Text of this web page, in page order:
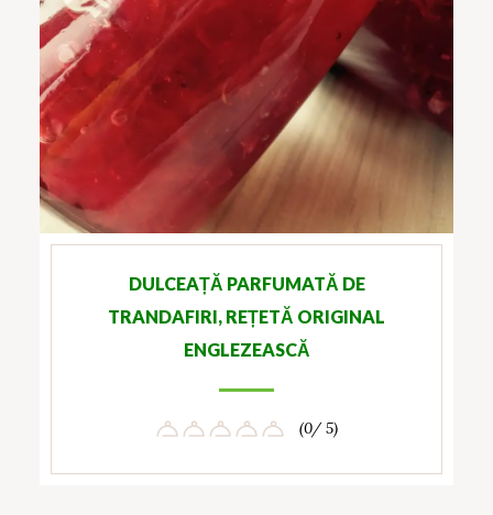
DULCEAȚĂ PARFUMATĂ DE
TRANDAFIRI, REȚETĂ ORIGINAL
ENGLEZEASCĂ
(0/ 5)